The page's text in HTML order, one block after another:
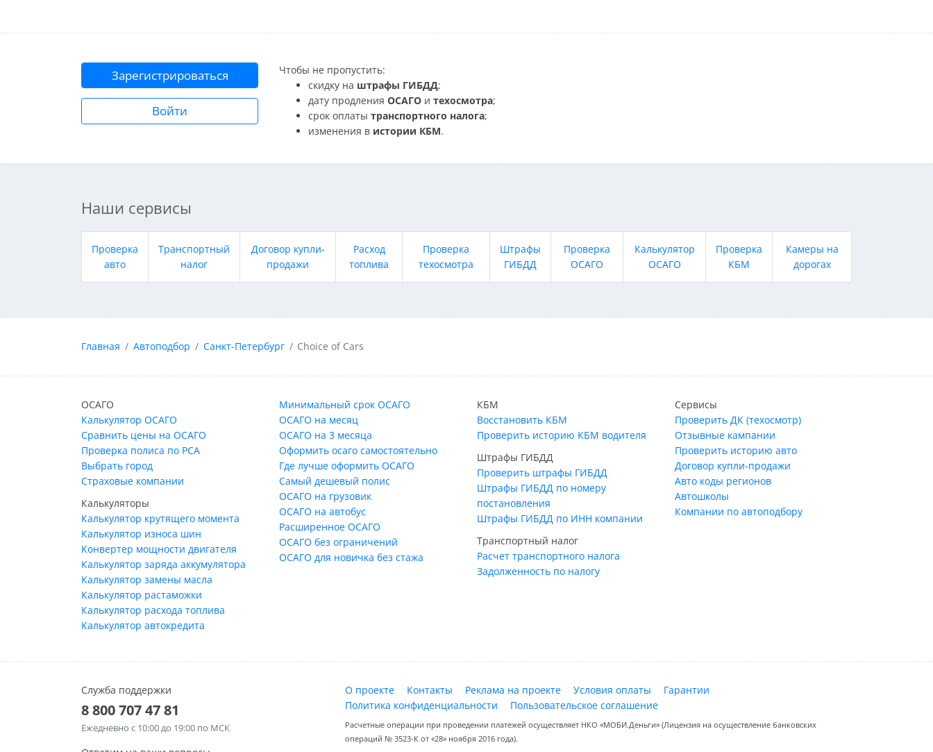
Зарегистрироваться
Войти
Чтобы не пропустить:
скидку на штрафы ГИБДД;
дату продления ОСАГО и техосмотра;
срок оплаты транспортного налога;
изменения в истории КБМ.
Наши сервисы
Проверка
авто
Транспортный
налог
Договор купли-
продажи
Расход
топлива
Проверка
техосмотра
Штрафы
ГИБДД
Проверка
ОСАГО
Калькулятор
ОСАГО
Проверка
КБМ
Камеры на
дорогах
Главная Автоподбор Санкт-Петербург Choice of Cars
ОСАГО
Калькулятор ОСАГО
Сравнить цены на ОСАГО
Проверка полиса по РСА
Выбрать город
Страховые компании
Калькуляторы
Калькулятор крутящего момента
Калькулятор износа шин
Конвертер мощности двигателя
Калькулятор заряда аккумулятора
Калькулятор замены масла
Калькулятор растаможки
Калькулятор расхода топлива
Калькулятор автокредита
Минимальный срок ОСАГО
ОСАГО на месяц
ОСАГО на 3 месяца
Оформить осаго самостоятельно
Где лучше оформить ОСАГО
Самый дешевый полис
ОСАГО на грузовик
ОСАГО на автобус
Расширенное ОСАГО
ОСАГО без ограничений
ОСАГО для новичка без стажа
КБМ
Восстановить КБМ
Проверить историю КБМ водителя
Штрафы ГИБДД
Проверить штрафы ГИБДД
Штрафы ГИБДД по номеру
постановления
Штрафы ГИБДД по ИНН компании
Транспортный налог
Расчет транспортного налога
Задолженность по налогу
Сервисы
Проверить ДК (техосмотр)
Отзывные кампании
Проверить историю авто
Договор купли-продажи
Авто коды регионов
Автошколы
Компании по автоподбору
Служба поддержки
8 800 707 47 81
Ежедневно с 10:00 до 19:00 по МСК
О проекте Контакты Реклама на проекте Условия оплаты
Гарантии
Политика конфиденциальности
Пользовательское соглашение
Расчетные операции при проведении платежей осуществляет НКО «МОБИ.Деньги» (Лицензия на осуществление банковских
операций № 3523-К от «28» ноября 2016 года).